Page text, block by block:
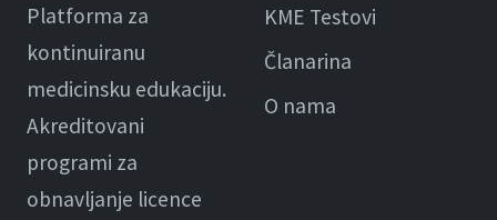
Platforma za
kontinuiranu
medicinsku edukaciju.
Akreditovani
programi za
obnavljanje licence
KME Testovi
Članarina
O nama